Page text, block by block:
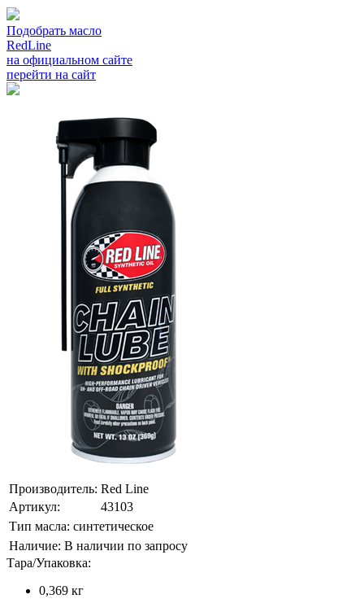
Подобрать масло
RedLine
на официальном сайте
перейти на сайт
Производитель: Red Line
Артикул:
43103
Тип масла: синтетическое
Наличие: В наличии по запросу
Тара/Упаковка:
0,369 кг